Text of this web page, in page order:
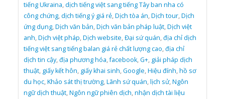
tiếng Ukraina,dịch tiếng việt sang tiếng Tây ban nha có
công chứng,dịch tiếng ý giá rẻ,Dịch tòa án,Dịch tour,Dịch
ứng dụng,Dịch văn bản,Dịch văn bản pháp luật,Dịch việt
anh,Dịch việt pháp,Dịch website,Đại sứ quán,địa chỉ dịch
tiếng việt sang tiếng balan giá rẻ chất lượng cao,địa chỉ
dịch tin cậy,địa phương hóa,facebook,G+, giải pháp dịch
thuật, giấy kết hôn, giấy khai sinh,Google,Hiệu đính,hồ sơ
du học,Khảo sát thị trường,Lãnh sứ quán,lịch sử,Ngôn
ngữ dịch thuật,Ngôn ngữ phiên dịch,nhận dịch tài liệu